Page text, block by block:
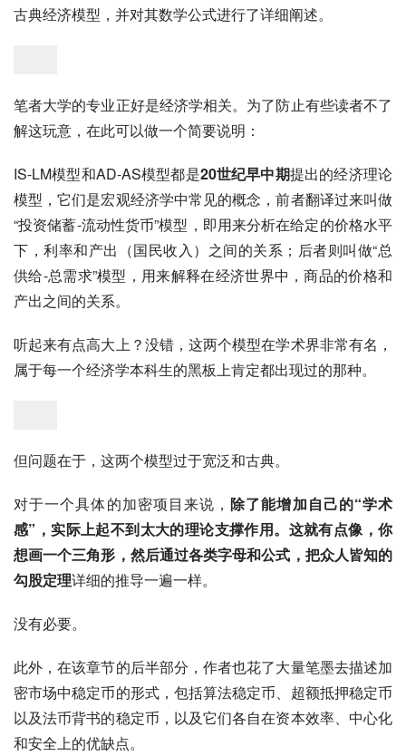
古典经济模型，并对其数学公式进行了详细阐述。
笔者大学的专业正好是经济学相关。为了防止有些读者不了
解这玩意，在此可以做一个简要说明：
IS-LM模型和AD-AS模型都是20世纪早中期提出的经济理论
模型，它们是宏观经济学中常见的概念，前者翻译过来叫做
“投资储蓄-流动性货币”模型，即用来分析在给定的价格水平
下，利率和产出（国民收入）之间的关系；后者则叫做“总
供给-总需求”模型，用来解释在经济世界中，商品的价格和
产出之间的关系。
听起来有点高大上？没错，这两个模型在学术界非常有名，
属于每一个经济学本科生的黑板上肯定都出现过的那种。
但问题在于，这两个模型过于宽泛和古典。
对于一个具体的加密项目来说，除了能增加自己的“学术
感”，实际上起不到太大的理论支撑作用。这就有点像，你
想画一个三角形，然后通过各类字母和公式，把众人皆知的
勾股定理详细的推导一遍一样。
没有必要。
此外，在该章节的后半部分，作者也花了大量笔墨去描述加
密市场中稳定币的形式，包括算法稳定币、超额抵押稳定币
以及法币背书的稳定币，以及它们各自在资本效率、中心化
和安全上的优缺点。